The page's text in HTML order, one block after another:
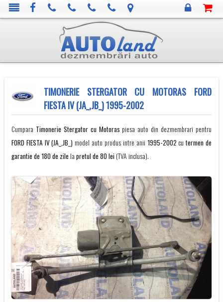
TIMONERIE STERGATOR CU MOTORAS FORD
FIESTA IV (JA_,JB_) 1995-2002
Cumpara Timonerie Stergator cu Motoras piesa auto din dezmembrari pentru
FORD FIESTA IV (JA_,JB_) model auto produs intre anii 1995-2002 cutermen de
garantie de 180 de zile la pretul de 80 lei(TVA inclusa).